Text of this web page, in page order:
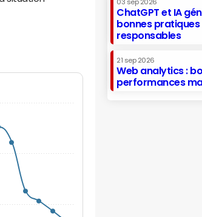
03 sep 2026
ChatGPT et IA
bonnes
responsables
21 sep 2026
Web analytics :
performances